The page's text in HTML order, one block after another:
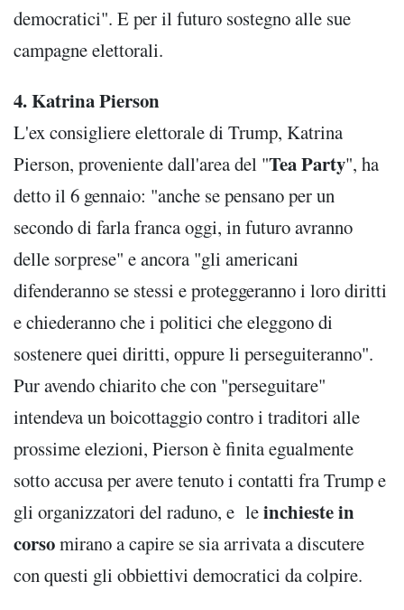
democratici". E per il futuro sostegno alle sue
campagne elettorali.
4. Katrina Pierson
L'ex consigliere elettorale di Trump, Katrina
Pierson, proveniente dall'area del "Tea Party", ha
detto il 6 gennaio: "anche se pensano per un
secondo di farla franca oggi, in futuro avranno
delle sorprese" e ancora "gli americani
difenderanno se stessi e proteggeranno i loro diritti
e chiederanno che i politici che eleggono di
sostenere quei diritti, oppure li perseguiteranno".
Pur avendo chiarito che con "perseguitare"
intendeva un boicottaggio contro i traditori alle
prossime elezioni, Pierson è finita egualmente
sotto accusa per avere tenuto i contatti fra Trump e
gli organizzatori del raduno, e leinchieste in
corsomirano a capire se sia arrivata a discutere
con questi gli obbiettivi democratici da colpire.